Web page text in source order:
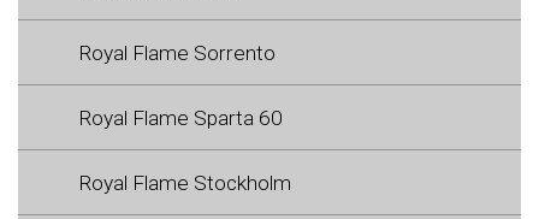
Royal Flame Sorrento
Royal Flame Sparta 60
Royal Flame Stockholm